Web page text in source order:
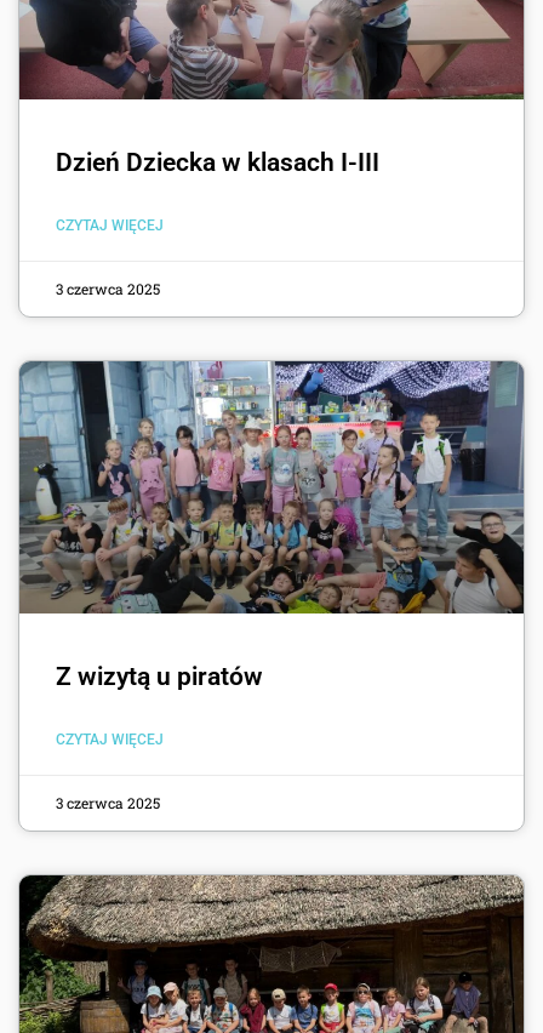
Dzień Dziecka w klasach I-III
CZYTAJ WIĘCEJ
3 czerwca 2025
Z wizytą u piratów
CZYTAJ WIĘCEJ
3 czerwca 2025